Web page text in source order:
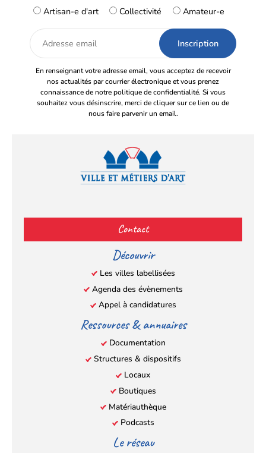
Artisan-e d'art
Collectivité Amateur-e
Adresse
email
En renseignant votre adresse email, vous acceptez de recevoir
nos actualités par courrier électronique et vous prenez
connaissance de notre politique de confidentialité. Si vous
souhaitez vous désinscrire, merci de cliquer sur ce lien ou de
nous faire parvenir un email.
(s’ouvre
dans
un
nouvel
onglet)
(s’ouvre
dans
un
nouvel
onglet)
(s’ouvre
dans
un
nouvel
onglet)
(s’ouvre
un
nouvel
onglet)
Contact
Découvrir
Les villes labellisées
Agenda des évènements
Appel à candidatures
Ressources & annuaires
Documentation
Structures & dispositifs
Locaux
Boutiques
Matériauthèque
Podcasts
Le réseau